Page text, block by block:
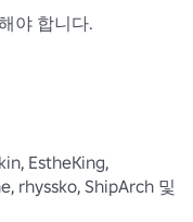
야 합니다.
EstheKing,
rhyssko, ShipArch 및